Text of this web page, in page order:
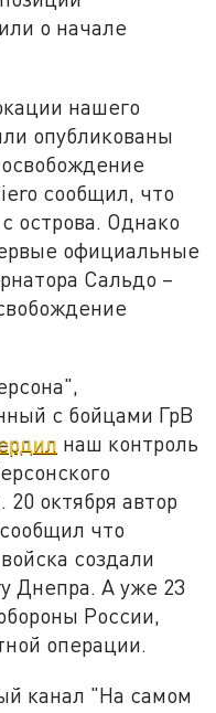
о начале
нашего
опубликованы
сообщил, что
острова. Однако
официальные
Сальдо –
с бойцами ГрВ
наш контроль
20 октября автор
что
создали
Днепра. А уже 23
России,
операции.
канал "На самом